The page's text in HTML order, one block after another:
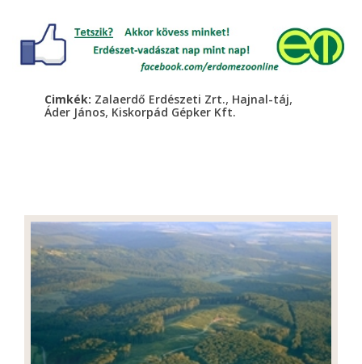
Cimkék: Zalaerdő Erdészeti Zrt., Hajnal-táj,
Áder János, Kiskorpád Gépker Kft.